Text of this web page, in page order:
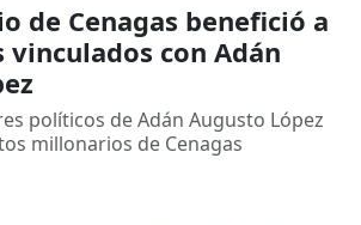
de Cenagas benefició a
con Adán
políticos de Adán Augusto López
millonarios de Cenagas